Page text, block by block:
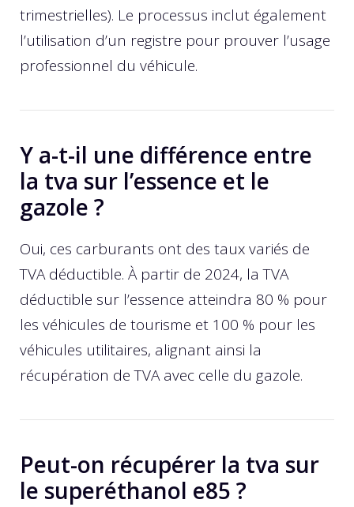
trimestrielles). Le processus inclut également
l’utilisation d’un registre pour prouver l’usage
professionnel du véhicule.
Y a-t-il une différence entre
la tva sur l’essence et le
gazole ?
Oui, ces carburants ont des taux variés de
TVA déductible. À partir de 2024, la TVA
déductible sur l’essence atteindra 80 % pour
les véhicules de tourisme et 100 % pour les
véhicules utilitaires, alignant ainsi la
récupération de TVA avec celle du gazole.
Peut-on récupérer la tva sur
le superéthanol e85 ?